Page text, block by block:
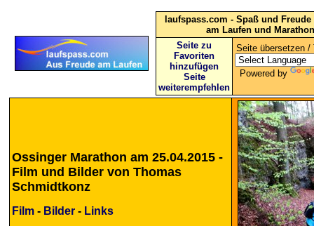
laufspass.com - Spaß und
am Laufen und Marathon
Seite zu
Favoriten
hinzufügen
Seite
weiterempfehlen
Seite übersetzen /
Powered by
Ossinger Marathon am 25.04.2015 -
Film und Bilder von Thomas
Schmidtkonz
Film - Bilder - Links